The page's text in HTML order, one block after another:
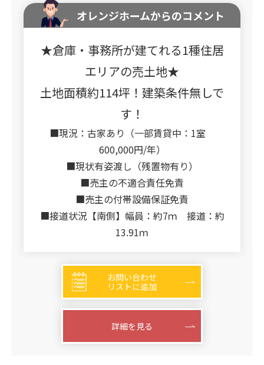
オレンジホームからのコメント
★倉庫・事務所が建てれる1種住居
エリアの売土地★
土地面積約114坪！建築条件無しで
す！
■現況：古家あり（一部賃貸中：1室
600,000円/年）
■現状有姿渡し（残置物有り）
■売主の不適合責任免責
■売主の付帯設備保証免責
■接道状況【南側】幅員：約7ｍ 接道：約
13.91ｍ
お問い合わせ
リストに追加
詳細を見る